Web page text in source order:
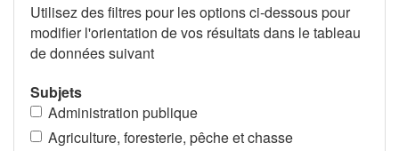
Utilisez des filtres pour les options ci-dessous pour
modifier l'orientation de vos résultats dans le tableau
de données suivant
Subjets
Administration publique
Agriculture, foresterie, pêche et chasse